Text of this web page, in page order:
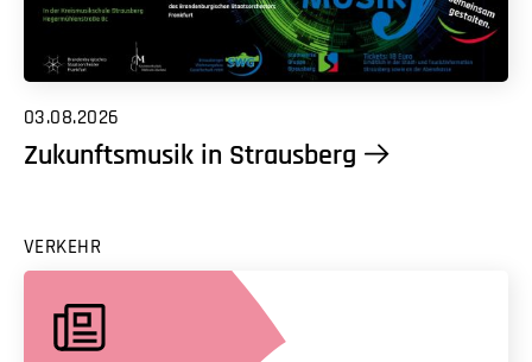
03.08.2026
Zukunftsmusik in Strausberg
VERKEHR